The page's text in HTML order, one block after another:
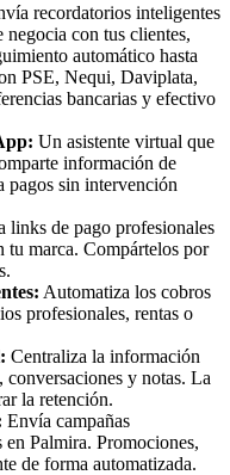
recordatorios inteligentes
con tus clientes,
automático hasta
PSE, Nequi, Daviplata,
bancarias y efectivo
Un asistente virtual que
información de
pagos sin intervención
links de pago profesionales
tu marca. Compártelos por
Automatiza los cobros
profesionales, rentas o
Centraliza la información
conversaciones y notas. La
la retención.
Envía campañas
en Palmira. Promociones,
de forma automatizada.